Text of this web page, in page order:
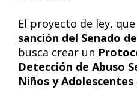
El proyecto de ley, que
sanción del Senado
busca crear un
Detección de Abuso
Niños y Adolescentes